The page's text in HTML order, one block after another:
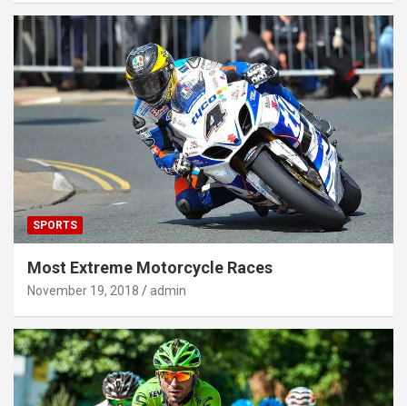
SPORTS
Most Extreme Motorcycle Races
November 19, 2018 admin